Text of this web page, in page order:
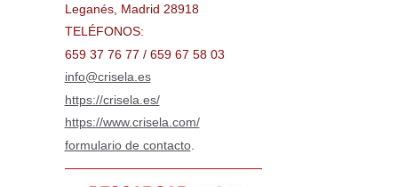
Leganés, Madrid 28918
TELÉFONOS:
659 37 76 77 / 659 67 58 03
info@crisela.es
https://crisela.es/
https://www.crisela.com/
formulario de contacto.